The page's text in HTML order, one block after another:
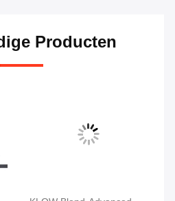
Producten